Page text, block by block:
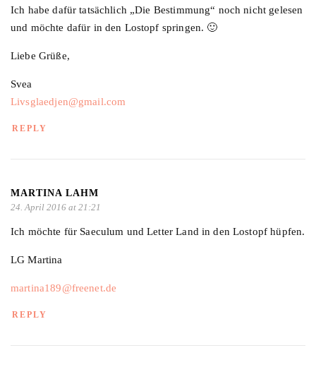
Ich habe dafür tatsächlich „Die Bestimmung“ noch nicht gelesen
und möchte dafür in den Lostopf springen. 🙂
Liebe Grüße,
Svea
Livsglaedjen@gmail.com
REPLY
MARTINA LAHM
24. April 2016 at 21:21
Ich möchte für Saeculum und Letter Land in den Lostopf hüpfen.
LG Martina
martina189@freenet.de
REPLY